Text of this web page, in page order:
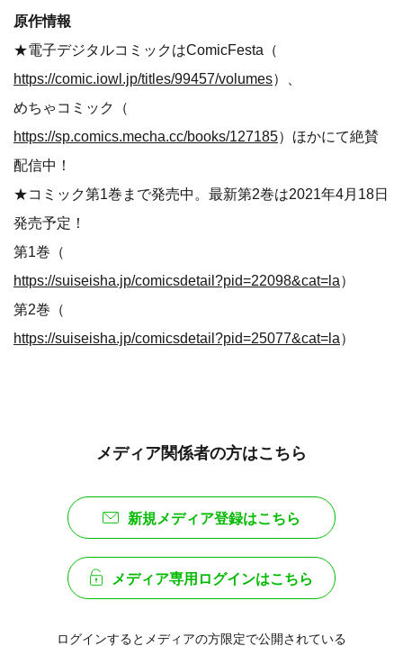
原作情報
★電子デジタルコミックはComicFesta（
https://comic.iowl.jp/titles/99457/volumes）、
めちゃコミック（
https://sp.comics.mecha.cc/books/127185）ほかにて絶賛
配信中！
★コミック第1巻まで発売中。最新第2巻は2021年4月18日
発売予定！
第1巻（
https://suiseisha.jp/comicsdetail?pid=22098&cat=la）
第2巻（
https://suiseisha.jp/comicsdetail?pid=25077&cat=la）
メディア関係者の方はこちら
新規メディア登録はこちら
メディア専用ログインはこちら
ログインするとメディアの方限定で公開されている